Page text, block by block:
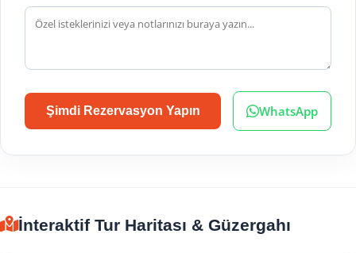
Şimdi Rezervasyon Yapın WhatsApp
İnteraktif Tur Haritası & Güzergahı